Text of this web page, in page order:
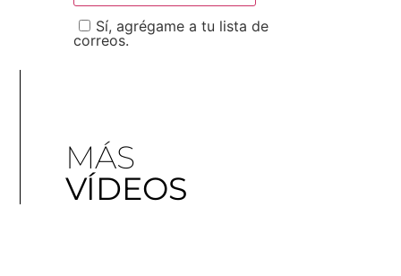
Sí, agrégame a tu lista de
correos.
MÁS
VÍDEOS